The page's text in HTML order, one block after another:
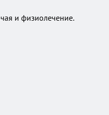
и физиолечение.